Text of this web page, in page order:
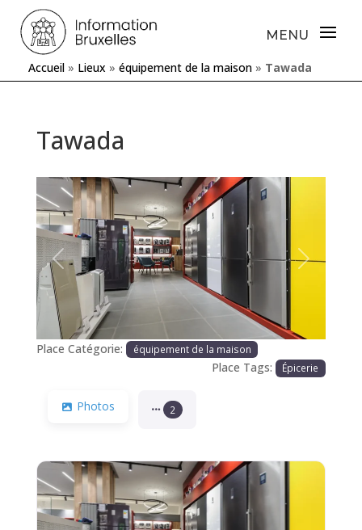
Accueil » Lieux » équipement de la maison » Tawada
Tawada
Précédente Prochaine
Place Catégorie: équipement de la maison
Place Tags: Épicerie
Photos 2